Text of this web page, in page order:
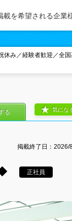
載を希望される企業
休み／経験者歓迎／全国
掲載終了日： 2026/
正社員
気にな
る